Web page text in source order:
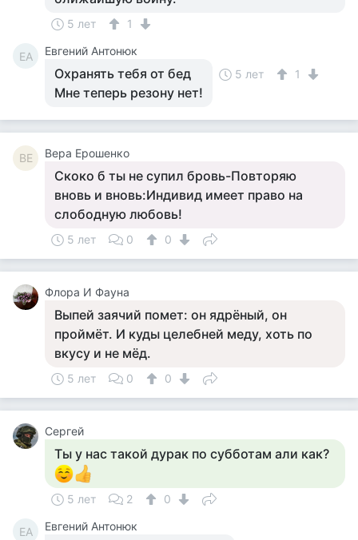
5 лет 1
ЕА Евгений Антонюк
Охранять тебя от бед
Мне теперь резону нет!
5 лет 1
ВЕ Вера Ерошенко
Скоко б ты не супил бровь-Повторяю
вновь и вновь:Индивид имеет право на
слободную любовь!
5 лет 0 0
Флора И Фауна
Выпей заячий помет: он ядрёный, он
проймёт. И куды целебней меду, хоть по
вкусу и не мёд.
5 лет 0 0
Сергей
Ты у нас такой дурак по субботам али как?
5 лет 2 0
ЕА Евгений Антонюк